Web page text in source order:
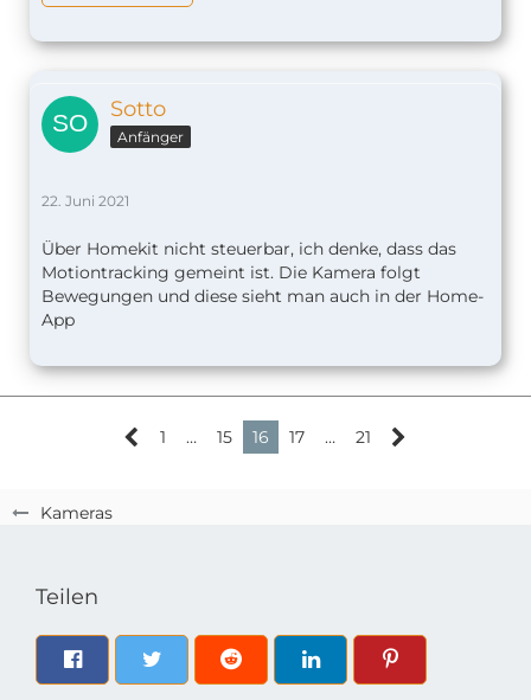
Kameras
Sotto
Anfänger
22. Juni 2021
Über Homekit nicht steuerbar, ich denke, dass das
Motiontracking gemeint ist. Die Kamera folgt
Bewegungen und diese sieht man auch in der Home-
App
1 … 15 16 17 … 21
Teilen